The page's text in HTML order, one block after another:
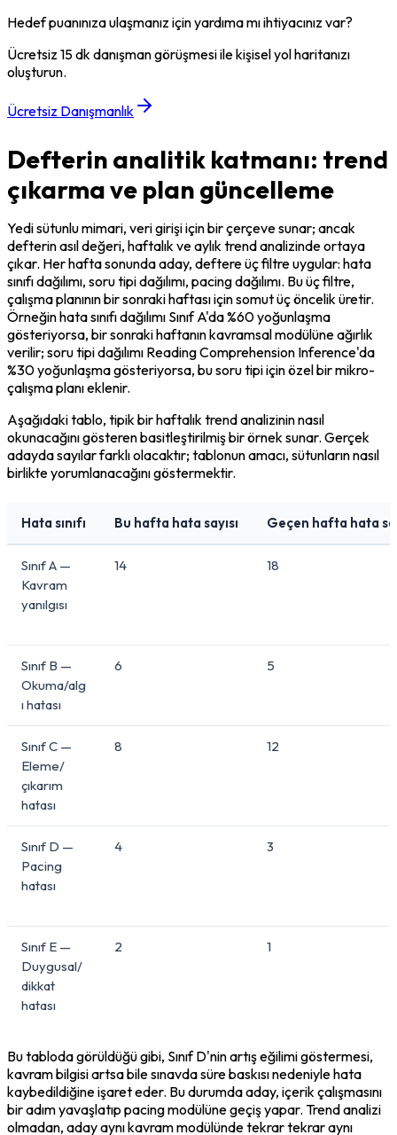
Hedef puanınıza ulaşmanız için yardıma mı ihtiyacınız var?
Ücretsiz 15 dk danışman görüşmesi ile kişisel yol haritanızı
oluşturun.
Ücretsiz Danışmanlık
Defterin analitik katmanı: trend
çıkarma ve plan güncelleme
Yedi sütunlu mimari, veri girişi için bir çerçeve sunar; ancak
defterin asıl değeri, haftalık ve aylık trend analizinde ortaya
çıkar. Her hafta sonunda aday, deftere üç filtre uygular: hata
sınıfı dağılımı, soru tipi dağılımı, pacing dağılımı. Bu üç filtre,
çalışma planının bir sonraki haftası için somut üç öncelik üretir.
Örneğin hata sınıfı dağılımı Sınıf A'da %60 yoğunlaşma
gösteriyorsa, bir sonraki haftanın kavramsal modülüne ağırlık
verilir; soru tipi dağılımı Reading Comprehension Inference'da
%30 yoğunlaşma gösteriyorsa, bu soru tipi için özel bir mikro-
çalışma planı eklenir.
Aşağıdaki tablo, tipik bir haftalık trend analizinin nasıl
okunacağını gösteren basitleştirilmiş bir örnek sunar. Gerçek
adayda sayılar farklı olacaktır; tablonun amacı, sütunların nasıl
birlikte yorumlanacağını göstermektir.
Hata sınıfı Bu hafta hata sayısı Geçen hafta hata
Sınıf A —
Kavram
yanılgısı
14 18
Sınıf B —
Okuma/alg
ı hatası
6 5
Sınıf C —
Eleme/
çıkarım
hatası
8 12
Sınıf D —
Pacing
hatası
4 3
Sınıf E —
Duygusal/
dikkat
hatası
2 1
Bu tabloda görüldüğü gibi, Sınıf D'nin artış eğilimi göstermesi,
kavram bilgisi artsa bile sınavda süre baskısı nedeniyle hata
kaybedildiğine işaret eder. Bu durumda aday, içerik çalışmasını
bir adım yavaşlatıp pacing modülüne geçiş yapar. Trend analizi
olmadan, aday aynı kavram modülünde tekrar tekrar aynı